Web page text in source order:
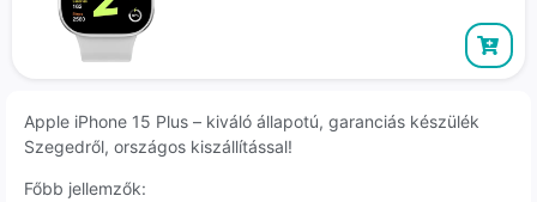
Apple iPhone 15 Plus – kiváló állapotú, garanciás készülék
Szegedről, országos kiszállítással!
Főbb jellemzők: